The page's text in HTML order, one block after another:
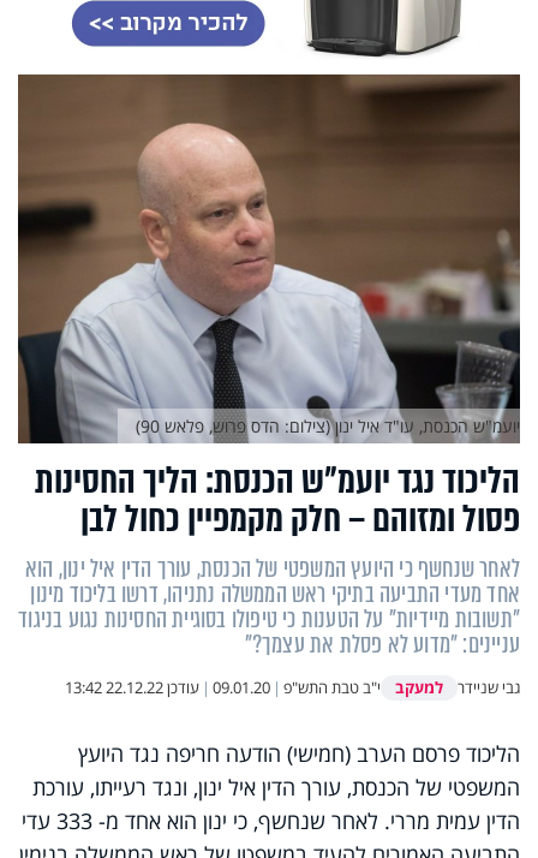
הליכוד נגד יועמ"ש הכנסת: הליך החסינות
פסול ומזוהם – חלק מקמפיין כחול לבן
לאחר שנחשף כי היועץ המשפטי של הכנסת, עורך הדין איל ינון, הוא
אחד מעדי התביעה בתיקי ראש הממשלה נתניהו, דרשו בליכוד מינון
"תשובות מיידיות" על הטענות כי טיפולו בסוגיית החסינות נגוע בניגוד
עניינים: "מדוע לא פסלת את עצמך?"
גבי שניידר למעקב י"ב טבת התש"פ |
09.01.20
| עודכן22.12.22 13:42
יועמ"ש הכנסת, עו"ד איל ינון (צילום: הדס פרוש, פלאש 90)
הליכוד פרסם הערב (חמישי) הודעה חריפה נגד היועץ
המשפטי של הכנסת, עורך הדין איל ינון, ונגד רעייתו, עורכת
הדין עמית מררי. לאחר שנחשף, כי ינון הוא אחד מ- 333 עדי